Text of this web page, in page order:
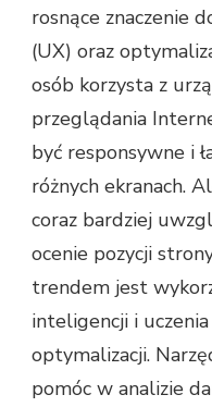
rosnące znaczenie
(UX) oraz
osób korzysta z
przeglądania
być responsywne i
różnych ekranach.
coraz bardziej
ocenie pozycji
trendem jest
inteligencji i
optymalizacji.
pomóc w analizie